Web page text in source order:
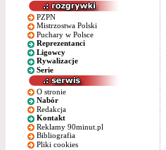
PZPN
Mistrzostwa Polski
Puchary w Polsce
Reprezentanci
Ligowcy
Rywalizacje
Serie
O stronie
Nabór
Redakcja
Kontakt
Reklamy 90minut.pl
Bibliografia
Pliki cookies